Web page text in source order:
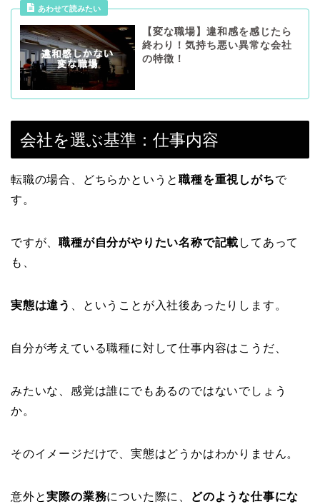
あわせて読みたい
【変な職場】違和感を感じたら
終わり！気持ち悪い異常な会社
の特徴！
会社を選ぶ基準：仕事内容
転職の場合、どちらかというと職種を重視しがちで
す。
ですが、職種が自分がやりたい名称で記載 してあって
も、
実態は違う 、ということが入社後あったりします。
自分が考えている職種に対して仕事内容はこうだ、
みたいな、感覚は誰にでもあるのではないでしょう
か。
そのイメージだけで、実態はどうかはわかりません。
意外と実際の業務についた際に、
どのような仕事にな